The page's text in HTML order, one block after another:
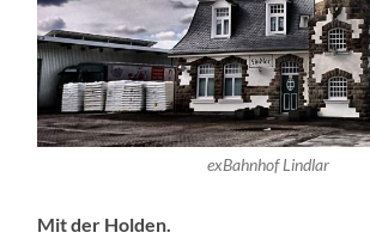
exBahnhof Lindlar
Mit der Holden.